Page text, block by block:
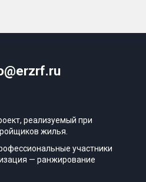
реализуемый при
жилья.
участники
— ранжирование